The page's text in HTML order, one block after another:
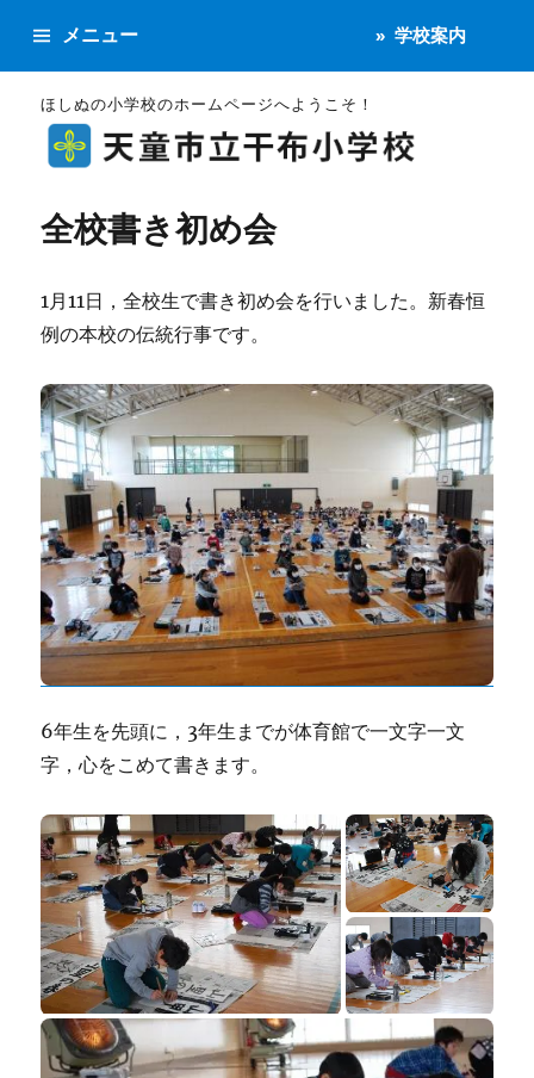
ほしぬの小学校のホームページへようこそ！
メニュー 学校案内
全校書き初め会
1月11日，全校生で書き初め会を行いました。新春恒
例の本校の伝統行事です。
6年生を先頭に，3年生までが体育館で一文字一文
字，心をこめて書きます。